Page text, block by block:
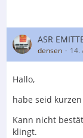
ASR
densen 14.
Hallo,
habe seid
Kann nicht
klingt.